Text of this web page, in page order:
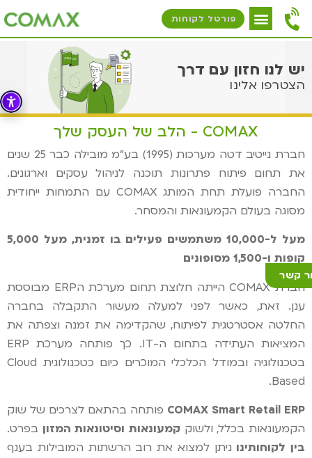
פורטל לקוחות
קשר
יש לנו חזון עם דרך
הצטרפו אלינו
COMAX - הלב של העסק שלך
חברת נייטיב דטה מערכות (1995) בע"מ מובילה כבר 25 שנים
את תחום פיתוח פתרונות תוכנה לניהול עסקים וארגונים.
החברה פועלת תחת המותג COMAX עם התמחות ייחודית
מסוגה בעולם הקמעונאות והמסחר.
מעל ל-10,000 משתמשים פעילים בו זמנית, מעל 5,000
קופות ו-1,500 מסופונים
חברת COMAX הייתה חלוצת תחום מערכת הERP מבוססת
ענן. זאת, כאשר לפני למעלה מעשור התקבלה בחברה
החלטה אסטרטגית לפיתוח, שהקדימה את זמנה וצפתה את
המציאות העתידה בתחום ה-IT. כך פותחה מערכת ERP
בטכנולוגיה ובמודל הכלכלי המוכרים כיום כטכנולוגית Cloud
Based.
COMAX Smart Retail ERP פותחה בהתאם לצרכים של שוק
הקמעונאות בכלל, ולשוק קמעונאות וסיטונאות המזון בפרט.
בין לקוחותינו ניתן למצוא את רוב הרשתות המובילות בענף